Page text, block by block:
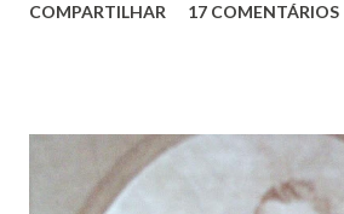
Vieira dos Santos e Arlinda Barroso
infância pobre, João Vieira não pôde
estudos, e então passou a colocar o
COMPARTILHAR 17 COMENTÁRIOS